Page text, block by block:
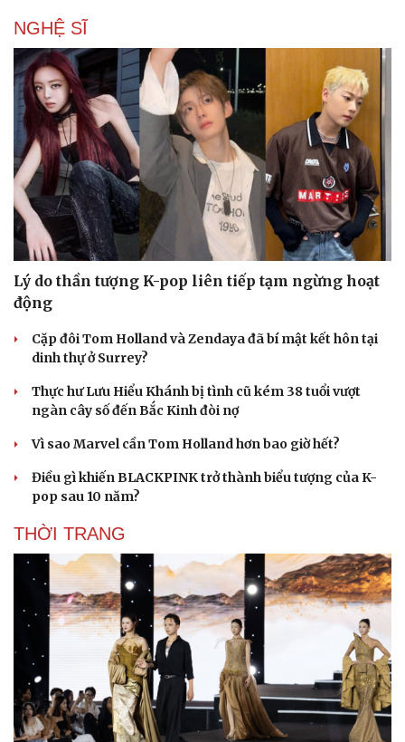
Du lịch
Săn Tour
check-in
Podcast
Đọc truyện đêm khuya
Cửa sổ tình yêu
Hạt giống tâm hồn
NGHỆ SĨ
Lý do thần tượng K-pop liên tiếp tạm ngừng hoạt
động
Cặp đôi Tom Holland và Zendaya đã bí mật kết hôn tại
dinh thự ở Surrey?
Thực hư Lưu Hiểu Khánh bị tình cũ kém 38 tuổi vượt
ngàn cây số đến Bắc Kinh đòi nợ
Vì sao Marvel cần Tom Holland hơn bao giờ hết?
Điều gì khiến BLACKPINK trở thành biểu tượng của K-
pop sau 10 năm?
THỜI TRANG